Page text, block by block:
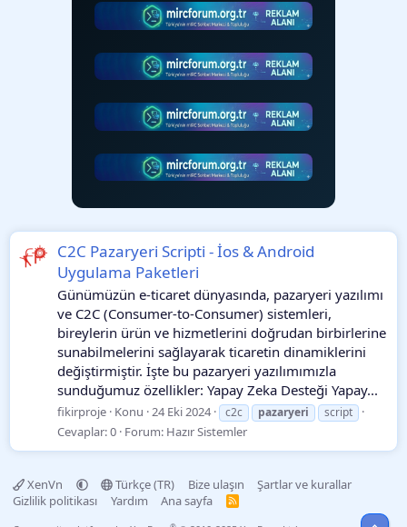
C2C Pazaryeri Scripti - İos & Android
Uygulama Paketleri
Günümüzün e-ticaret dünyasında, pazaryeri yazılımı
ve C2C (Consumer-to-Consumer) sistemleri,
bireylerin ürün ve hizmetlerini doğrudan birbirlerine
sunabilmelerini sağlayarak ticaretin dinamiklerini
değiştirmiştir. İşte bu pazaryeri yazılımımızla
sunduğumuz özellikler: Yapay Zeka Desteği Yapay...
fikirproje Konu 24 Eki 2024 c2c pazaryeri script
Cevaplar: 0 Forum: Hazır Sistemler
XenVn Türkçe (TR) Bize ulaşın
Şartlar ve kurallar
Gizlilik politikası
Yardım Ana sayfa
R